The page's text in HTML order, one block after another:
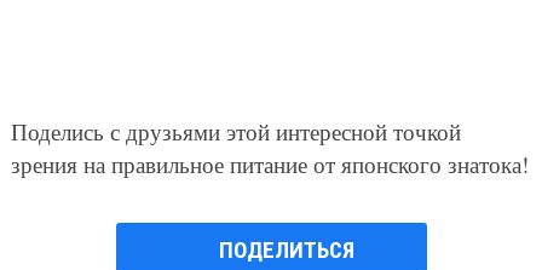
Поделись с друзьями этой интересной точкой
зрения на правильное питание от японского знатока!
ПОДЕЛИТЬСЯ